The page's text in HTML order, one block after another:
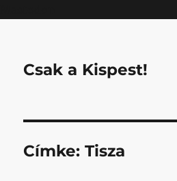
Csak a Kispest!
Címke:Tisza